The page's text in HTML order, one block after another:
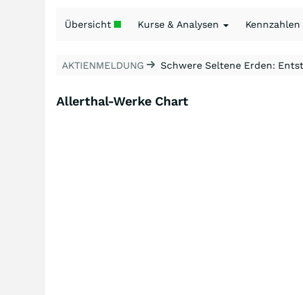
Übersicht Kurse & Analysen Kennzahlen
AKTIENMELDUNG Schwere Seltene Erden:
Allerthal-Werke Chart